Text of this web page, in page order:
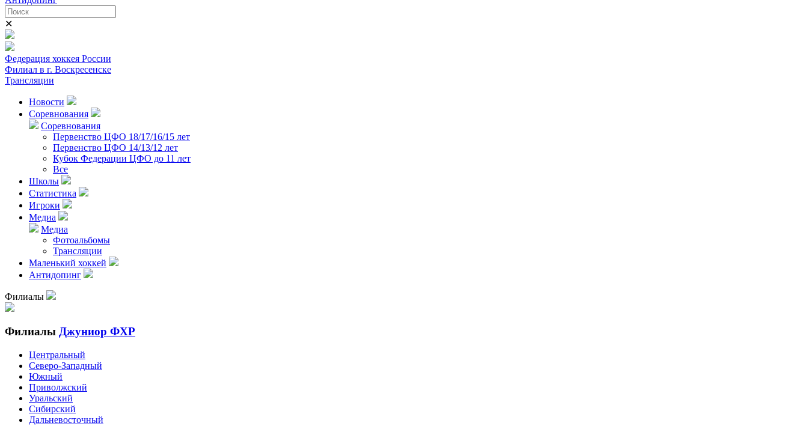
✕
Федерация хоккея России
Филиал в г. Воскресенске
Трансляции
Новости
Соревнования
Соревнования
Первенство ЦФО 18/17/16/15 лет
Первенство ЦФО 14/13/12 лет
Кубок Федерации ЦФО до 11 лет
Все
Школы
Статистика
Игроки
Медиа
Медиа
Фотоальбомы
Трансляции
Маленький хоккей
Антидопинг
Филиалы
Филиалы Джуниор ФХР
Центральный
Северо-Западный
Южный
Приволжский
Уральский
Сибирский
Дальневосточный